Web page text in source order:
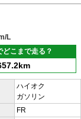
L
どこまで走る？
ハイオク
ガソリン
FR